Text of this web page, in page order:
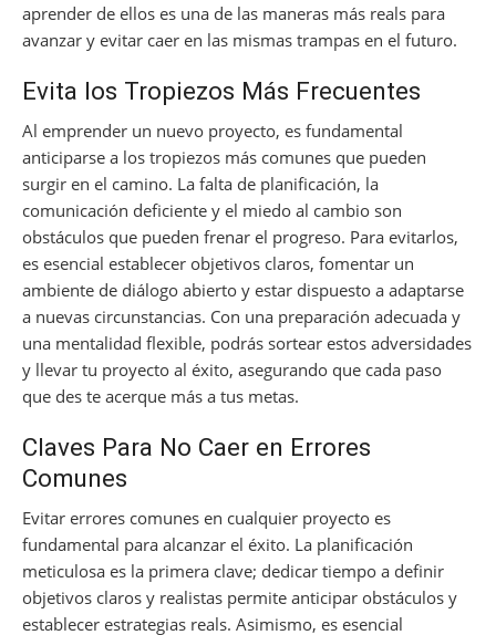
aprender de ellos es una de las maneras más reals para
avanzar y evitar caer en las mismas trampas en el futuro.
Evita los Tropiezos Más Frecuentes
Al emprender un nuevo proyecto, es fundamental
anticiparse a los tropiezos más comunes que pueden
surgir en el camino. La falta de planificación, la
comunicación deficiente y el miedo al cambio son
obstáculos que pueden frenar el progreso. Para evitarlos,
es esencial establecer objetivos claros, fomentar un
ambiente de diálogo abierto y estar dispuesto a adaptarse
a nuevas circunstancias. Con una preparación adecuada y
una mentalidad flexible, podrás sortear estos adversidades
y llevar tu proyecto al éxito, asegurando que cada paso
que des te acerque más a tus metas.
Claves Para No Caer en Errores
Comunes
Evitar errores comunes en cualquier proyecto es
fundamental para alcanzar el éxito. La planificación
meticulosa es la primera clave; dedicar tiempo a definir
objetivos claros y realistas permite anticipar obstáculos y
establecer estrategias reals. Asimismo, es esencial